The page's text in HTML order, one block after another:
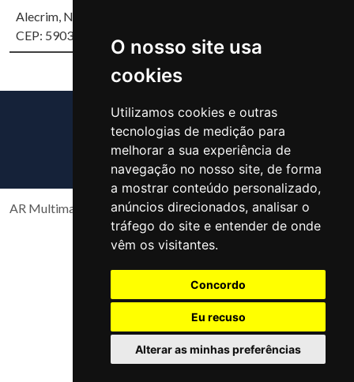
O nosso site usa
cookies
Utilizamos cookies e outras
tecnologias de medição para
melhorar a sua experiência de
navegação no nosso site, de forma
a mostrar conteúdo personalizado,
anúncios direcionados, analisar o
tráfego do site e entender de onde
vêm os visitantes.
Concordo
Eu recuso
Alterar as minhas preferências
Alecrim, Natal/RN
CEP: 59037-700
AR Multimarcas Copyright 2026 Todos os direitos reservados